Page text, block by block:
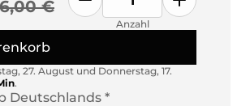
€
Anzahl
27. August und Donnerstag, 17.
.
Deutschlands *